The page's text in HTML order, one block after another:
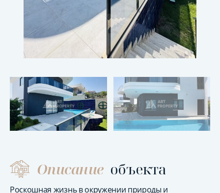
Описание объекта
Роскошная жизнь в окружении природы и